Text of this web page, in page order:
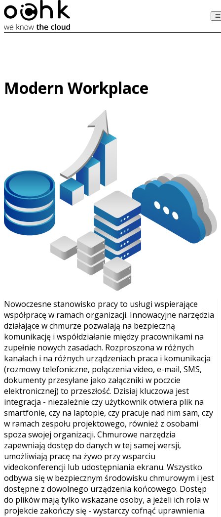
Modern Workplace
Nowoczesne stanowisko pracy to usługi wspierające
współpracę w ramach organizacji. Innowacyjne narzędzia
działające w chmurze pozwalają na bezpieczną
komunikację i współdziałanie między pracownikami na
zupełnie nowych zasadach. Rozproszona w różnych
kanałach i na różnych urządzeniach praca i komunikacja
(rozmowy telefoniczne, połączenia video, e-mail, SMS,
dokumenty przesyłane jako załączniki w poczcie
elektronicznej) to przeszłość. Dzisiaj kluczowa jest
integracja - niezależnie czy użytkownik otwiera plik na
smartfonie, czy na laptopie, czy pracuje nad nim sam, czy
w ramach zespołu projektowego, również z osobami
spoza swojej organizacji. Chmurowe narzędzia
zapewniają dostęp do danych w tej samej wersji,
umożliwiają pracę na żywo przy wsparciu
videokonferencji lub udostępniania ekranu. Wszystko
odbywa się w bezpiecznym środowisku chmurowym i jest
dostępne z dowolnego urządzenia końcowego. Dostęp
do plików mają tylko wskazane osoby, a jeżeli ich rola w
projekcie zakończy się - wystarczy cofnąć uprawnienia.